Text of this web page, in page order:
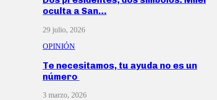
oculta a San…
29 julio, 2026
OPINIÓN
Te necesitamos, tu ayuda no es un
número
3 marzo, 2026